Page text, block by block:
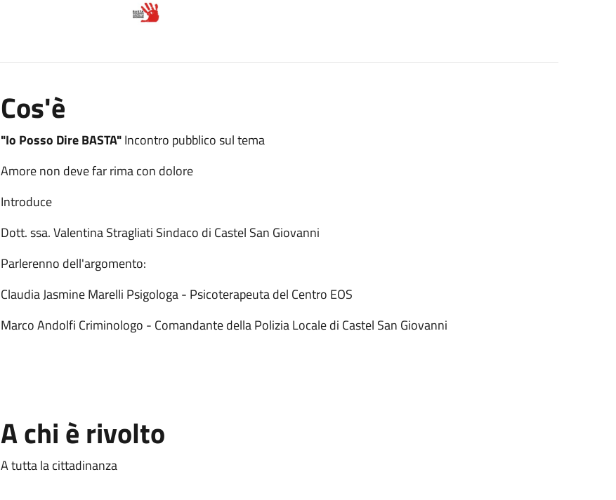
Cos'è
"Io Posso Dire BASTA"Incontro pubblico sul tema
Amore non deve far rima con dolore
Introduce
Dott. ssa. Valentina Stragliati Sindaco di Castel San Giovanni
Parlerenno dell'argomento:
Claudia Jasmine Marelli Psigologa - Psicoterapeuta del Centro EOS
Marco Andolfi Criminologo - Comandante della Polizia Locale di Castel San Giovanni
A chi è rivolto
A tutta la cittadinanza